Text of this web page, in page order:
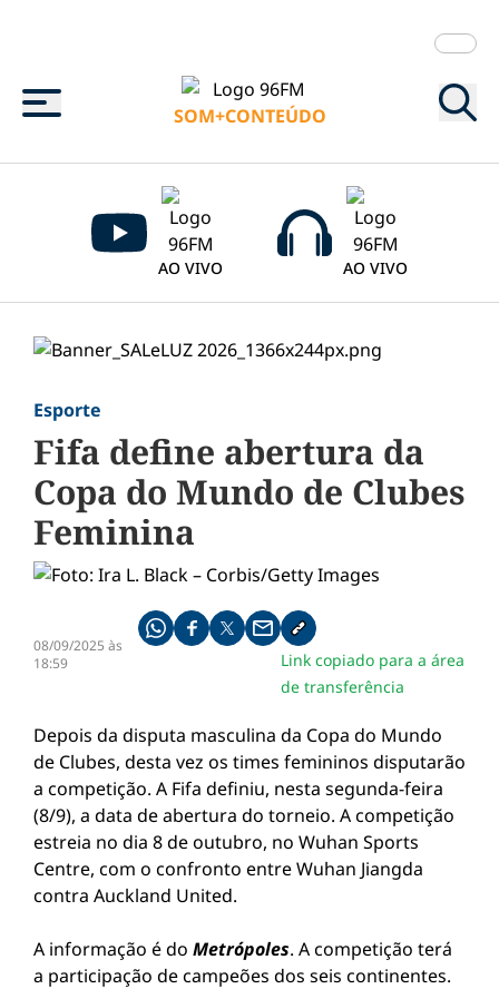
Menu
SOM+CONTEÚDO
AO VIVO AO VIVO
Esporte
Fifa define abertura da
Copa do Mundo de Clubes
Feminina
08/09/2025 às
18:59
Compartilhe pelo whatsapp
Compartilhar no facebook
Compartilhar no twitter
Compartilhe pelo email
Copiar link da notícia
Link copiado para a área
de transferência
Depois da disputa masculina da Copa do Mundo
de Clubes, desta vez os times femininos disputarão
a competição. A Fifa definiu, nesta segunda-feira
(8/9), a data de abertura do torneio. A competição
estreia no dia 8 de outubro, no Wuhan Sports
Centre, com o confronto entre Wuhan Jiangda
contra Auckland United.
A informação é do Metrópoles. A competição terá
a participação de campeões dos seis continentes.